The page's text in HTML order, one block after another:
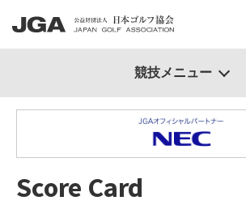
Score Card
競技メニュー